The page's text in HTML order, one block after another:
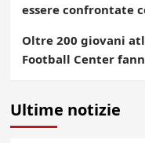
essere confrontate
Oltre 200 giovani
Football Center
Ultime notizie